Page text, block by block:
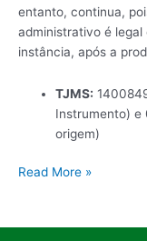
entanto, continua,
administrativo é legal
instância, após a
TJMS:
Instrumento) e
origem)
Read More »